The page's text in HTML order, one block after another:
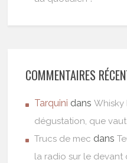
COMMENTAIRES
Tarquini dansWhisky
dégustation, que
Trucs de mec dans
la radio sur le devant